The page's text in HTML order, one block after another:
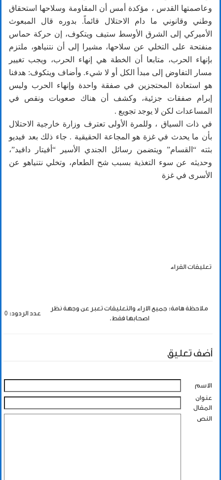
وعاصمتها القدس ، مؤكدة أمس أن المقاومة وسلاحها استحقاق
وطني وقانوني ما دام الاحتلال قائماً. بدوره قال المبعوث
الأميركي إلى الشرق الأوسط ستيف ويتكوف، إن حركة حماس
منفتحة على التخلي عن سلاحها، مشيرا إلى أن نتنياهو، ملتزم
بإنهاء الحرب، متابعا أن الخطة هي إنهاء الحرب، ويجب تغيير
مسار التفاوض إلى مبدأ الكل أو لا شيء. وأضاف ويتكوف: هدفنا
هو استعادة المحتجزين في صفقة واحدة وإنهاء الحرب وليس
إبرام صفقات جزئية، وكشف أن هناك صعوبات ونقص في
المساعدات لكن لا يوجد تجويع .
في ذات السياق ، وللمرة الأولى تعترف وزارة خارجية الاحتلال
بأن ما يحدث في غزة هو المجاعة الحقيقية . جاء ذلك بعد فيديو
بثته “القسام” ويتضمن رسائل الجندي الأسير “أفيتار دافيد”،
وحديثه عن سوء التغذية بسبب شح الطعام، وتخلي نتنياهو عن
الأسرى في غزة
تعليقات القراء
ملاحظة هامة: جميع الاراء والتعليقات تعبر عن وجهة نظر
اصحابها فقط.
عدد الردود: 0
أضف تعليق
الاسم
عنوان
المقال
النص